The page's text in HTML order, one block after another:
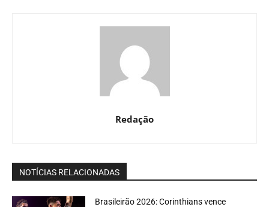
Redação
NOTÍCIAS RELACIONADAS
Brasileirão 2026: Corinthians vence